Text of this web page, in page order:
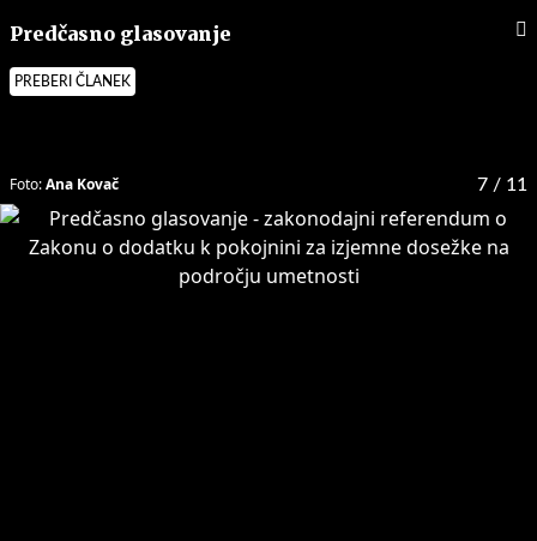
Predčasno glasovanje
PREBERI ČLANEK
7 / 11
Foto:Ana Kovač